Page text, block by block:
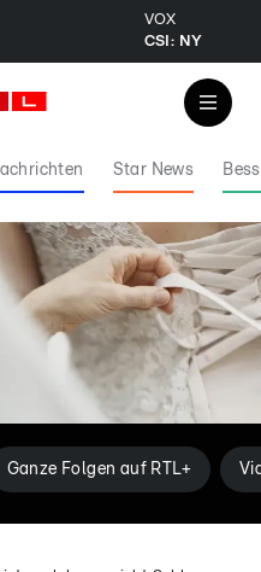
VOX
CSI: NY
Star News
Ganze Folgen auf RTL+